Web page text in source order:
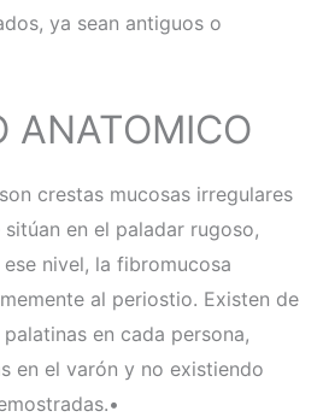
ya sean antiguos o
ANATOMICO
crestas mucosas irregulares
en el paladar rugoso,
nivel, la fibromucosa
al periostio. Existen de
en cada persona,
en el varón y no existiendo